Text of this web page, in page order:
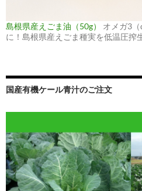
島根県産えごま油（50g）
オメガ3
に！島根県産えごま種実を低温圧搾
国産有機ケール青汁のご注文